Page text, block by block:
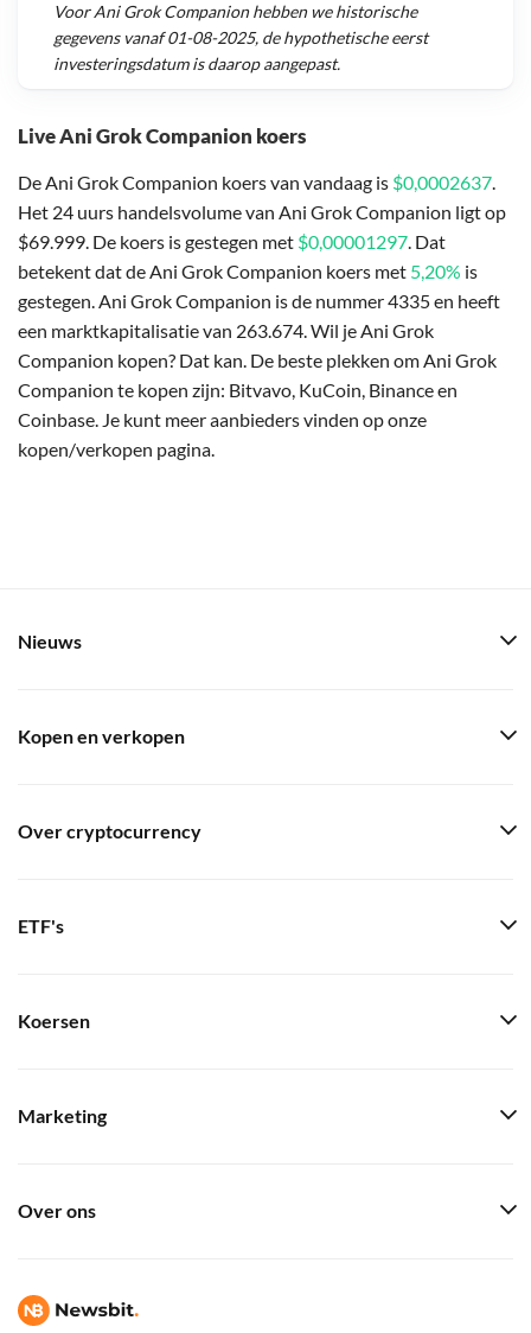
Live Ani Grok Companion koers
De Ani Grok Companion koers van vandaag is $0,0002637.
Het 24 uurs handelsvolume van Ani Grok Companion ligt op
$69.999. De koers is gestegen met $0,00001297. Dat
betekent dat de Ani Grok Companion koers met 5,20% is
gestegen. Ani Grok Companion is de nummer 4335 en heeft
een marktkapitalisatie van 263.674. Wil je Ani Grok
Companion kopen? Dat kan. De beste plekken om Ani Grok
Companion te kopen zijn: Bitvavo, KuCoin, Binance en
Coinbase. Je kunt meer aanbieders vinden op onze
kopen/verkopen pagina.
VoorAni Grok Companionhebben we historische
gegevens vanaf01-08-2025, de hypothetische eerst
investeringsdatum is daarop aangepast.
Nieuws
Kopen en verkopen
Over cryptocurrency
ETF's
Koersen
Marketing
Over ons